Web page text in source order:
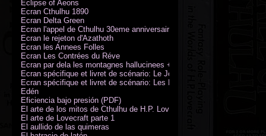
Eclipse of Aeons
Ecran Cthulhu 1890
Ecran Delta Green
Ecran l'appel de Cthulhu 30eme anniversaire
Ecran le rejeton d'Azathoth
Ecran les Annees Folles
Ecran Les Contrées du Réve
Ecran par dela les montagnes hallucinees + kit d'expedition
Ecran spécifique et livret de scénario: Le Jour de la Bête
Ecran spécifique et livret de scénario: Les Masques de Nyarlathotep
Edén
Eficiencia bajo presión (PDF)
El arte de los mitos de Cthulhu de H.P. Lovecraft
El arte de Lovecraft parte 1
El aullido de las quimeras